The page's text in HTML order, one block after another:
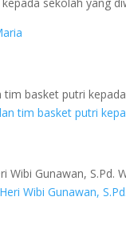
basket putri
Gunawan, S.Pd.